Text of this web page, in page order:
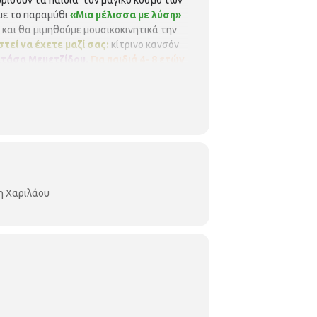
το παραμύθι «Μια μέλισσα με λύση»
και θα μιμηθούμε μουσικοκινητικά την
να έχετε μαζί σας: κίτρινο κανσόν
Μεμετζίδου.
Για παιδιά 4- 8 ετών
σε περίπτωση ακύρωσης.
Χαριλάου